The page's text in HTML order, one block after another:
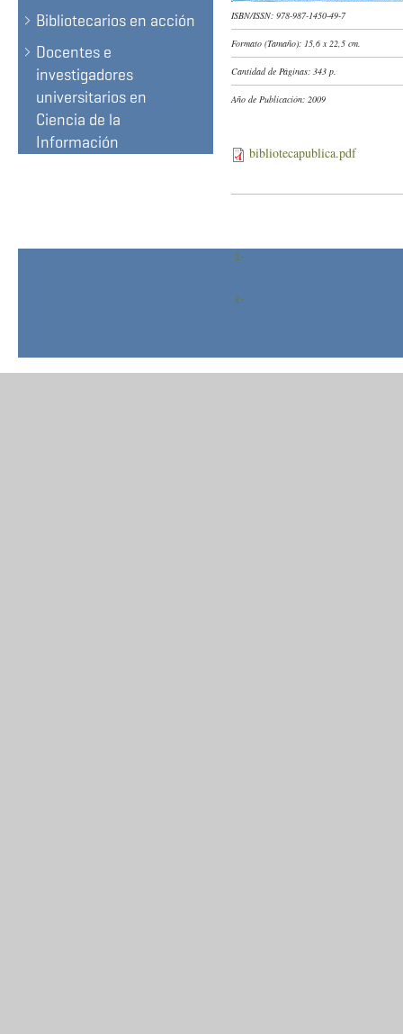
Bibliotecarios en acción
Docentes e
investigadores
universitarios en
Ciencia de la
Información
ISBN/ISSN: 978-987-1450-49-7
Formato (Tamaño): 15,6 x 22,5 cm.
Cantidad de Páginas: 343 p.
Año de Publicación: 2009
bibliotecapublica.pdf